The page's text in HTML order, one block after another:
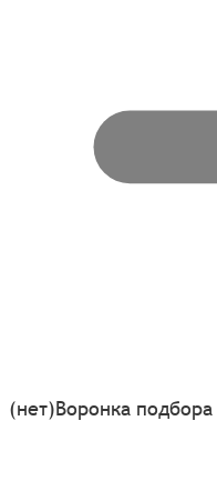
(нет)Воронка